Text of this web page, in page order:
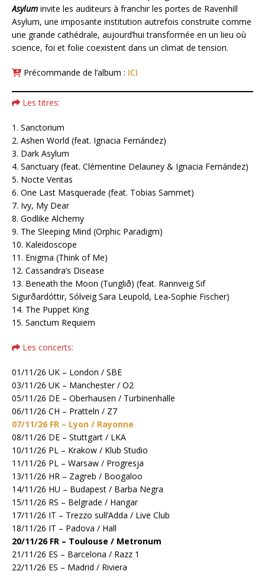
Asylum invite les auditeurs à franchir les portes de Ravenhill
Asylum, une imposante institution autrefois construite comme
une grande cathédrale, aujourd’hui transformée en un lieu où
science, foi et folie coexistent dans un climat de tension.
Précommande de l’album : ICI
Les titres:
1. Sanctorium
2. Ashen World (feat. Ignacia Fernández)
3. ⁠Dark Asylum
4. Sanctuary (feat. Clémentine Delauney & Ignacia Fernández)
5. Nocte Veritas
6. One Last Masquerade (feat. Tobias Sammet)
7. ⁠Ivy, My Dear
8. Godlike Alchemy
9. The Sleeping Mind (Orphic Paradigm)
10. Kaleidoscope
11. Enigma (Think of Me)
12. Cassandra’s Disease
13. Beneath the Moon (Tunglið) (feat. Rannveig Sif
Sigurðardóttir, Sólveig Sara Leupold, Lea-Sophie Fischer)
14. ⁠The Puppet King
15. ⁠Sanctum Requiem
Les concerts:
01/11/26 UK – London / SBE
03/11/26 UK – Manchester / O2
05/11/26 DE – Oberhausen / Turbinenhalle
06/11/26 CH – Pratteln / Z7
07/11/26 FR – Lyon / Rayonne
08/11/26 DE – Stuttgart / LKA
10/11/26 PL – Krakow / Klub Studio
11/11/26 PL – Warsaw / Progresja
13/11/26 HR – Zagreb / Boogaloo
14/11/26 HU – Budapest / Barba Negra
15/11/26 RS – Belgrade / Hangar
17/11/26 IT – Trezzo sull’Adda / Live Club
18/11/26 IT – Padova / Hall
20/11/26 FR – Toulouse / Metronum
21/11/26 ES – Barcelona / Razz 1
22/11/26 ES – Madrid / Riviera